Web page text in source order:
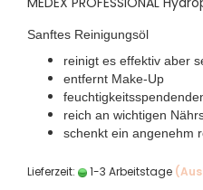
Sanftes Reinigungsöl
reinigt es effektiv aber
entfernt Make-Up
reich an wichtigen
schenkt ein angenehm
Lieferzeit: 1-3 Arbeitstage